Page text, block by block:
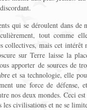
qui se déroulent dans de
tout comme
collectives, mais cet intérêt
sur Terre laisse la
apporter de sources de
et sa technologie, elle
une force de défense,
nos deux mondes. Ceci
les civilisations et ne se